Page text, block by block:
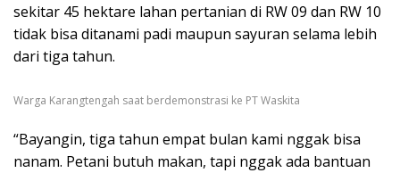
sekitar 45 hektare lahan pertanian di RW 09 dan RW 10
tidak bisa ditanami padi maupun sayuran selama lebih
dari tiga tahun.
Warga Karangtengah saat berdemonstrasi ke PT Waskita
“Bayangin, tiga tahun empat bulan kami nggak bisa
nanam. Petani butuh makan, tapi nggak ada bantuan